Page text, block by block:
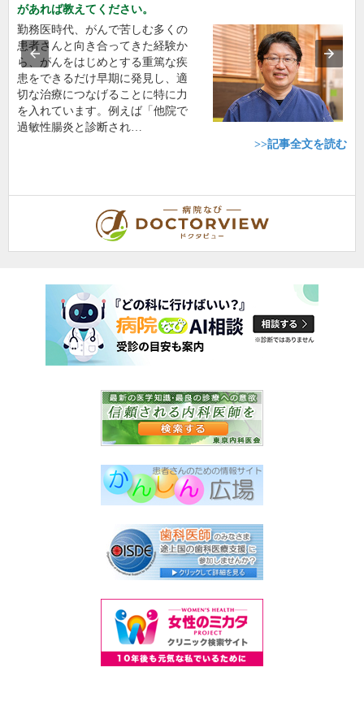
があれば教えてください。
勤務医時代、がんで苦しむ多くの
患者さんと向き合ってきた経験か
ら、がんをはじめとする重篤な疾
患をできるだけ早期に発見し、適
切な治療につなげることに特に力
を入れています。例えば「他院で
過敏性腸炎と診断され…
>>記事全文を読む